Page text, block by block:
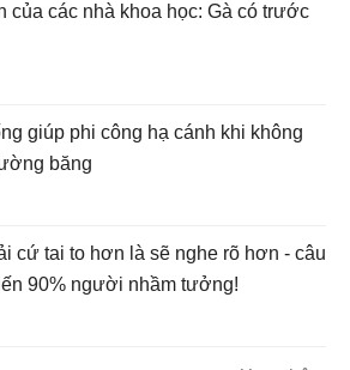
của các nhà khoa học: Gà có trước
giúp phi công hạ cánh khi không
băng
cứ tai to hơn là sẽ nghe rõ hơn - câu
90% người nhầm tưởng!